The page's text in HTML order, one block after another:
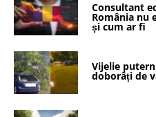
Consultant
România nu
și cum ar fi
Vijelie
doborâți de